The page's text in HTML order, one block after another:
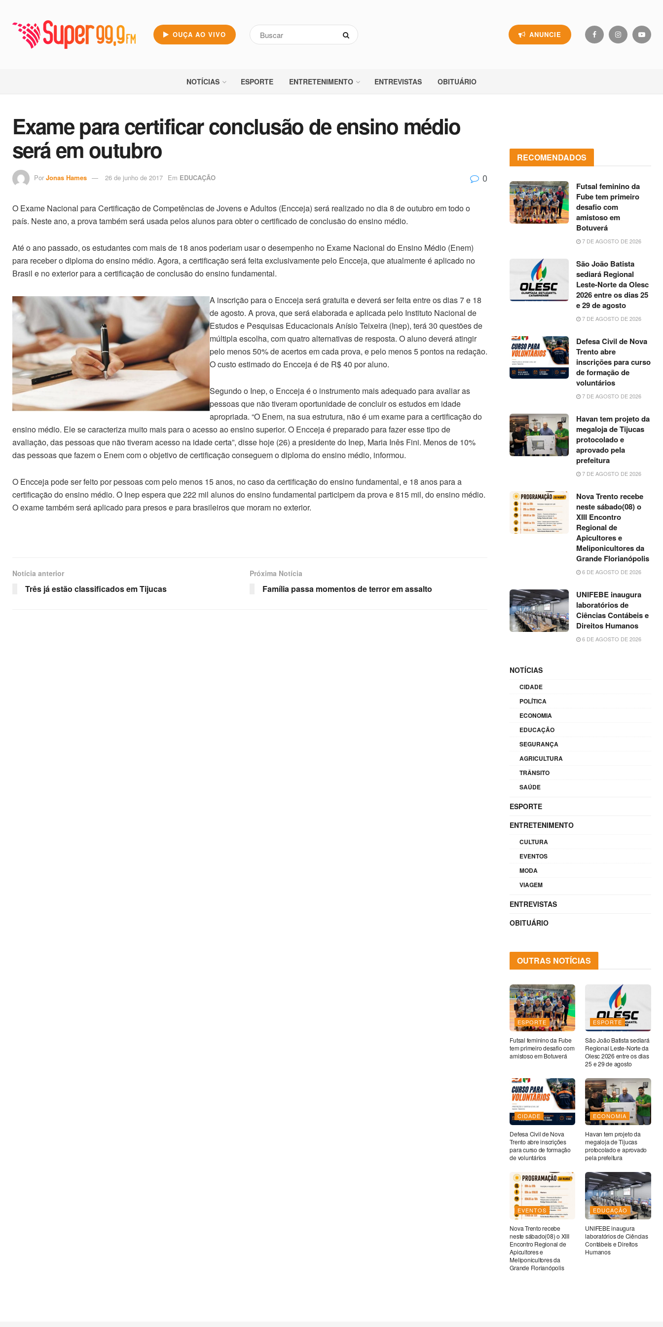
OUÇA AO VIVO ANUNCIE
NOTÍCIAS ESPORTE ENTRETENIMENTO ENTREVISTAS OBITUÁRIO
Exame para certificar conclusão de ensino médio
será em outubro
Por Jonas Hames 26 de junho de 2017 Em EDUCAÇÃO 0
O Exame Nacional para Certificação de Competências de Jovens e Adultos (Encceja) será realizado no dia 8 de outubro em todo o
país. Neste ano, a prova também será usada pelos alunos para obter o certificado de conclusão do ensino médio.
Até o ano passado, os estudantes com mais de 18 anos poderiam usar o desempenho no Exame Nacional do Ensino Médio (Enem)
para receber o diploma do ensino médio. Agora, a certificação será feita exclusivamente pelo Encceja, que atualmente é aplicado no
Brasil e no exterior para a certificação de conclusão do ensino fundamental.
A inscrição para o Encceja será gratuita e deverá ser feita entre os dias 7 e 18
de agosto. A prova, que será elaborada e aplicada pelo Instituto Nacional de
Estudos e Pesquisas Educacionais Anísio Teixeira (Inep), terá 30 questões de
múltipla escolha, com quatro alternativas de resposta. O aluno deverá atingir
pelo menos 50% de acertos em cada prova, e pelo menos 5 pontos na redação.
O custo estimado do Encceja é de R$ 40 por aluno.
Segundo o Inep, o Encceja é o instrumento mais adequado para avaliar as
pessoas que não tiveram oportunidade de concluir os estudos em idade
apropriada. “O Enem, na sua estrutura, não é um exame para a certificação do
ensino médio. Ele se caracteriza muito mais para o acesso ao ensino superior. O Encceja é preparado para fazer esse tipo de
avaliação, das pessoas que não tiveram acesso na idade certa”, disse hoje (26) a presidente do Inep, Maria Inês Fini. Menos de 10%
das pessoas que fazem o Enem com o objetivo de certificação conseguem o diploma do ensino médio, informou.
O Encceja pode ser feito por pessoas com pelo menos 15 anos, no caso da certificação do ensino fundamental, e 18 anos para a
certificação do ensino médio. O Inep espera que 222 mil alunos do ensino fundamental participem da prova e 815 mil, do ensino médio.
O exame também será aplicado para presos e para brasileiros que moram no exterior.
Notícia anterior
Três já estão classificados em Tijucas
Próxima Notícia
Família passa momentos de terror em assalto
RECOMENDADOS
Futsal feminino da
Fube tem primeiro
desafio com
amistoso em
Botuverá
7 DE AGOSTO DE 2026
São João Batista
sediará Regional
Leste-Norte da Olesc
2026 entre os dias 25
e 29 de agosto
7 DE AGOSTO DE 2026
Defesa Civil de Nova
Trento abre
inscrições para curso
de formação de
voluntários
7 DE AGOSTO DE 2026
Havan tem projeto da
megaloja de Tijucas
protocolado e
aprovado pela
prefeitura
7 DE AGOSTO DE 2026
Nova Trento recebe
neste sábado(08) o
XIII Encontro
Regional de
Apicultores e
Meliponicultores da
Grande Florianópolis
6 DE AGOSTO DE 2026
UNIFEBE inaugura
laboratórios de
Ciências Contábeis e
Direitos Humanos
6 DE AGOSTO DE 2026
NOTÍCIAS
CIDADE
POLÍTICA
ECONOMIA
EDUCAÇÃO
SEGURANÇA
AGRICULTURA
TRÂNSITO
SAÚDE
ESPORTE
ENTRETENIMENTO
CULTURA
EVENTOS
MODA
VIAGEM
ENTREVISTAS
OBITUÁRIO
OUTRAS NOTÍCIAS
ESPORTE
Futsal feminino da Fube
tem primeiro desafio com
amistoso em Botuverá
ESPORTE
São João Batista sediará
Regional Leste-Norte da
Olesc 2026 entre os dias
25 e 29 de agosto
CIDADE
Defesa Civil de Nova
Trento abre inscrições
para curso de formação
de voluntários
ECONOMIA
Havan tem projeto da
megaloja de Tijucas
protocolado e aprovado
pela prefeitura
EVENTOS
Nova Trento recebe
neste sábado(08) o XIII
Encontro Regional de
Apicultores e
Meliponicultores da
Grande Florianópolis
EDUCAÇÃO
UNIFEBE inaugura
laboratórios de Ciências
Contábeis e Direitos
Humanos